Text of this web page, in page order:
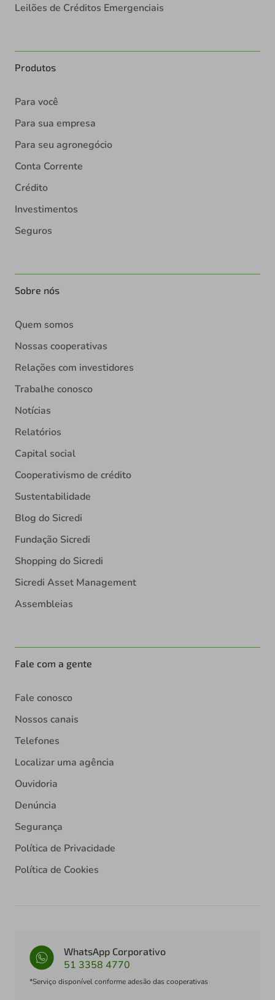
Leilões de Créditos Emergenciais
Produtos
Para você
Para sua empresa
Para seu agronegócio
Conta Corrente
Crédito
Investimentos
Seguros
Sobre nós
Quem somos
Nossas cooperativas
Relações com investidores
Trabalhe conosco
Notícias
Relatórios
Capital social
Cooperativismo de crédito
Sustentabilidade
Blog do Sicredi
Fundação Sicredi
Shopping do Sicredi
Sicredi Asset Management
Assembleias
Fale com a gente
Fale conosco
Nossos canais
Telefones
Localizar uma agência
Ouvidoria
Denúncia
Segurança
Política de Privacidade
Política de Cookies
WhatsApp Corporativo
51 3358 4770
*Serviço disponível conforme adesão das cooperativas